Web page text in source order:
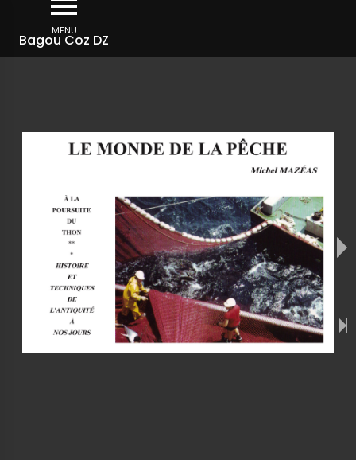
contenu
MENU
Bagou Coz DZ